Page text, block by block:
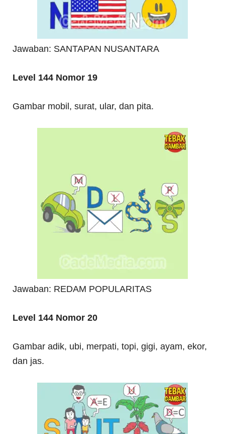
Jawaban: SANTAPAN NUSANTARA
Level 144 Nomor 19
Gambar mobil, surat, ular, dan pita.
Jawaban: REDAM POPULARITAS
Level 144 Nomor 20
Gambar adik, ubi, merpati, topi, gigi, ayam, ekor,
dan jas.